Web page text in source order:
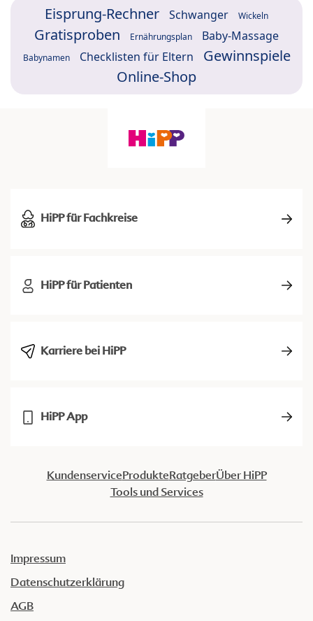
Eisprung-Rechner Schwanger Wickeln
Gratisproben Ernährungsplan Baby-Massage
Babynamen Checklisten für Eltern
Gewinnspiele
Online-Shop
HiPP für Fachkreise
HiPP für Patienten
Karriere bei HiPP
HiPP App
KundenserviceProdukteRatgeberÜber HiPP
Tools und Services
Impressum
Datenschutzerklärung
AGB